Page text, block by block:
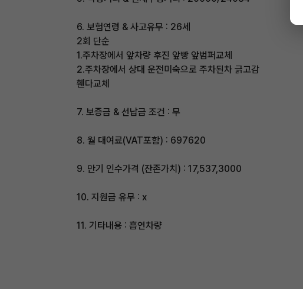
6. 보험연령 & 사고유무 : 26세
2회 단순
1.주차장에서 앞차량 후진 앞빵 앞범퍼교체
2.주차장에서 상대 운전미숙으로 주차된차 긁고감
휀다교체
7. 보증금 & 선납금 조건 : 무
8. 월 대여료(VAT포함) : 697620
9. 만기 인수가격 (잔존가치) : 17,537,3000
10. 지원금 유무 : x
11. 기타내용 : 흡연차량